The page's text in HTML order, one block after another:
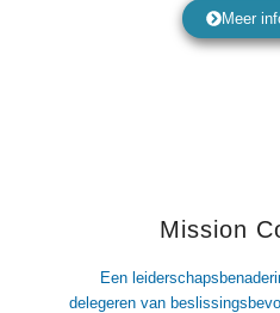
Meer
Mission
Een
delegeren van